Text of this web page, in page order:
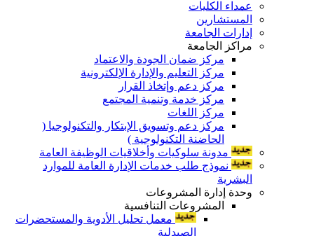
عمداء الكليات
المستشارين
إدارات الجامعة
مراكز الجامعة
مركز ضمان الجودة والاعتماد
مركز التعليم والإدارة الإلكترونية
مركز دعم وإتخاذ القرار
مركز خدمة وتنمية المجتمع
مركز اللغات
مركز دعم وتسويق الإبتكار والتكنولوجيا (
الحاضنة التكنولوجية )
مدونة سلوكيات وأخلاقيات الوظيفة العامة
نموذج طلب خدمات الإدارة العامة للموارد
البشرية
وحدة إدارة المشروعات
المشروعات التنافسية
معمل تحليل الأدوية والمستحضرات
الصيدلية